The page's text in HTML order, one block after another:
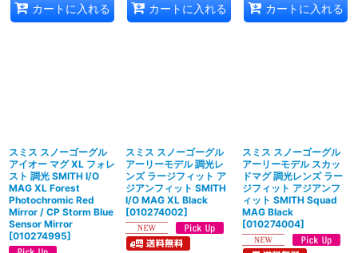
カートに入れる カートに入れる カートに入れる
スミス スノーゴーグル
アイオー マグ XL フォレ
スト 調光 SMITH I/O
MAG XL Forest
Photochromic Red
Mirror / CP Storm Blue
Sensor Mirror
[010274995]
スミス スノーゴーグル
アーリーモデル 調光レ
ンズ ラージフィット ア
ジアンフィット SMITH
I/O MAG XL Black
[010274002]
スミス スノーゴーグル
アーリーモデル スカッ
ドマグ 調光レンズ ラー
ジフィット アジアンフ
ィット SMITH Squad
MAG Black
[010274004]